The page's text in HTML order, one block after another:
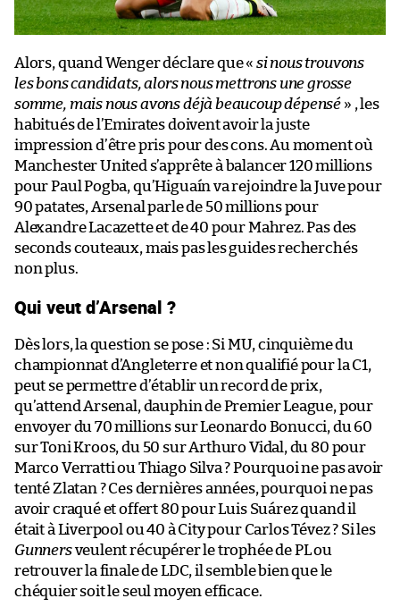
Alors, quand Wenger déclare que « si nous trouvons
les bons candidats, alors nous mettrons une grosse
somme, mais nous avons déjà beaucoup dépensé » , les
habitués de l’Emirates doivent avoir la juste
impression d’être pris pour des cons. Au moment où
Manchester United s’apprête à balancer 120 millions
pour Paul Pogba, qu’Higuaín va rejoindre la Juve pour
90 patates, Arsenal parle de 50 millions pour
Alexandre Lacazette et de 40 pour Mahrez. Pas des
seconds couteaux, mais pas les guides recherchés
non plus.
Qui veut d’Arsenal ?
Dès lors, la question se pose : Si MU, cinquième du
championnat d’Angleterre et non qualifié pour la C1,
peut se permettre d’établir un record de prix,
qu’attend Arsenal, dauphin de Premier League, pour
envoyer du 70 millions sur Leonardo Bonucci, du 60
sur Toni Kroos, du 50 sur Arthuro Vidal, du 80 pour
Marco Verratti ou Thiago Silva ? Pourquoi ne pas avoir
tenté Zlatan ? Ces dernières années, pourquoi ne pas
avoir craqué et offert 80 pour Luis Suárez quand il
était à Liverpool ou 40 à City pour Carlos Tévez ? Si les
Gunnersveulent récupérer le trophée de PL ou
retrouver la finale de LDC, il semble bien que le
chéquier soit le seul moyen efficace.